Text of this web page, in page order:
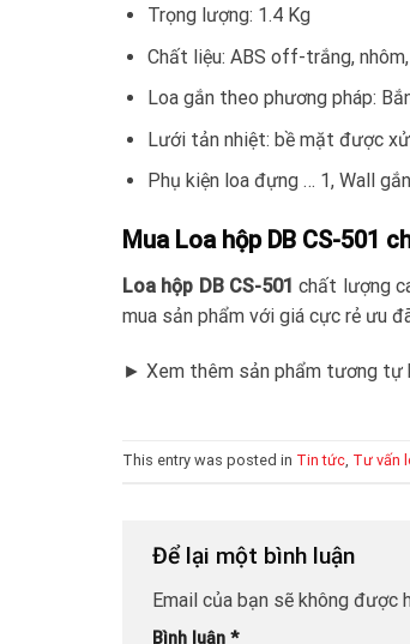
Trọng lượng: 1.4 Kg
Chất liệu: ABS off-trắng,
Loa gắn theo phương pháp:
Lưới tản nhiệt: bề mặt được
Phụ kiện loa đựng … 1, Wall
Mua Loa hộp DB CS-501
Loa hộp DB CS-501 chất lượng
mua sản phẩm với giá cực rẻ ưu
► Xem thêm sản phẩm tương tự
This entry was posted in Tin tức, Tư vấn
Để lại một bình luận
Email của bạn sẽ không được
Bình luận *